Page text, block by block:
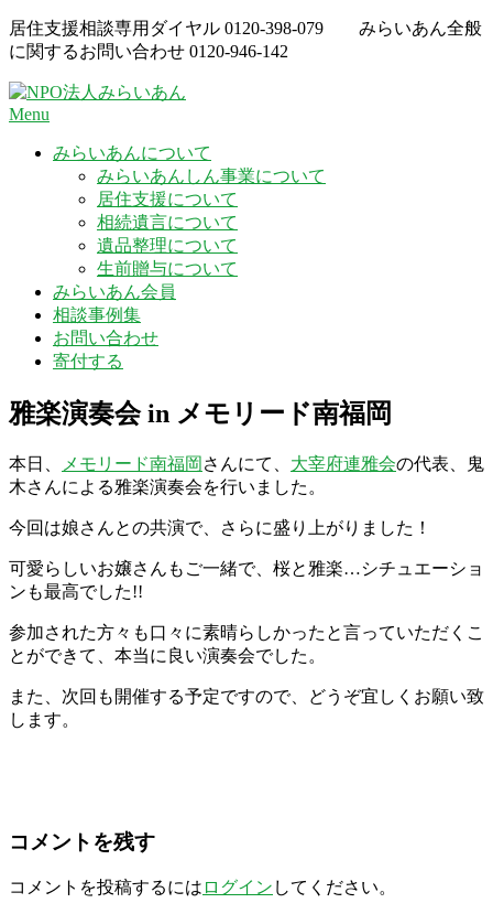
Skip
to
content
居住支援相談専用ダイヤル 0120-398-079
みらいあん全般
に関するお問い合わせ 0120-946-142
Menu
みらいあんについて
みらいあんしん事業について
居住支援について
相続遺言について
遺品整理について
生前贈与について
みらいあん会員
相談事例集
お問い合わせ
寄付する
雅楽演奏会 in メモリード南福岡
本日、 メモリード南福岡 さんにて、 大宰府連雅会の代表、鬼
木さんによる雅楽演奏会を行いました。
今回は娘さんとの共演で、さらに盛り上がりました！
可愛らしいお嬢さんもご一緒で、桜と雅楽…シチュエーショ
ンも最高でした!!
参加された方々も口々に素晴らしかったと言っていただくこ
とができて、本当に良い演奏会でした。
また、次回も開催する予定ですので、どうぞ宜しくお願い致
します。
コメントを残す
コメントを投稿するには ログイン してください。